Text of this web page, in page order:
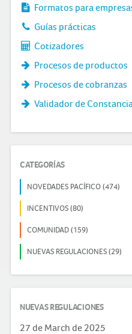
Formatos para
Guías prácticas
Cotizadores
Procesos de productos
Procesos de cobranzas
Validador de
CATEGORÍAS
NOVEDADES PACÍFICO (474)
INCENTIVOS (80)
COMUNIDAD (159)
NUEVAS REGULACIONES (29)
NUEVAS REGULACIONES
27 de March de 2025